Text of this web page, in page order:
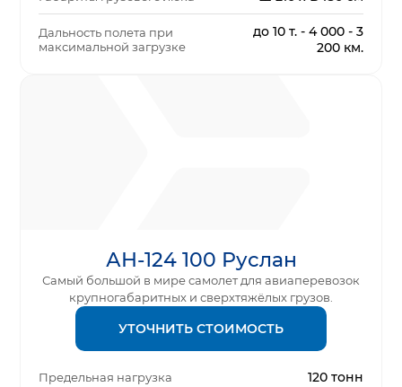
Дальность полета при
максимальной загрузке
до 10 т. - 4 000 - 3
200 км.
АН-124 100 Руслан
Самый большой в мире самолет для авиаперевозок
крупногабаритных и сверхтяжёлых грузов.
УТОЧНИТЬ СТОИМОСТЬ
Предельная нагрузка 120 тонн